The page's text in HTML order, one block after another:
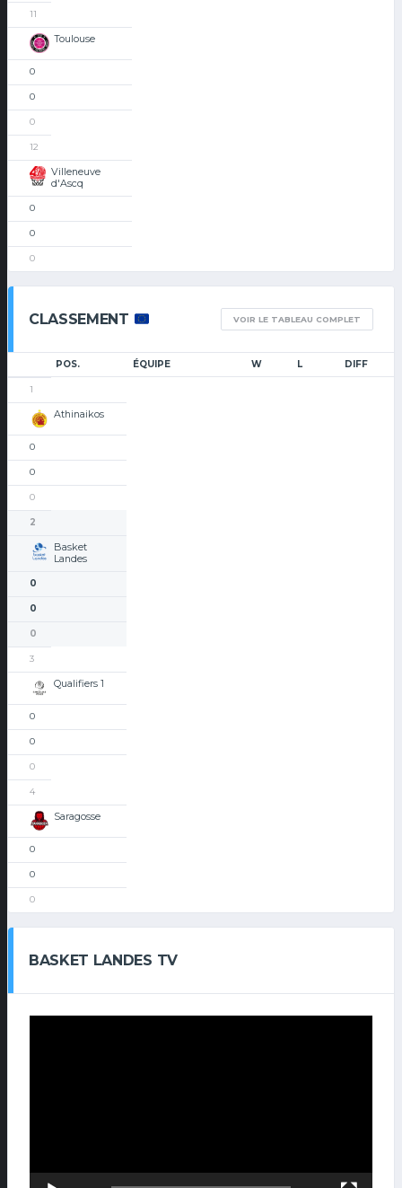
11
Toulouse
0
0
0
12
Villeneuve
d'Ascq
0
0
0
CLASSEMENT VOIR LE TABLEAU COMPLET
POS. ÉQUIPE W L DIFF
1
Athinaikos
0
0
0
2
Basket
Landes
0
0
0
3
Qualifiers 1
0
0
0
4
Saragosse
0
0
0
BASKET LANDES TV